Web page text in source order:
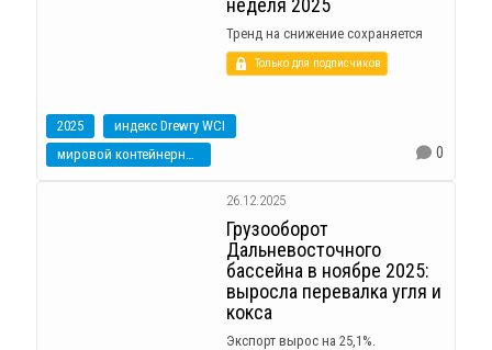
неделя 2025
Тренд на снижение сохраняется
Только для подписчиков
2025
индекс Drewry WCI
мировой контейнерный индекс
0
26.12.2025
Грузооборот
Дальневосточного
бассейна в ноябре 2025:
выросла перевалка угля и
кокса
Экспорт вырос на 25,1%.